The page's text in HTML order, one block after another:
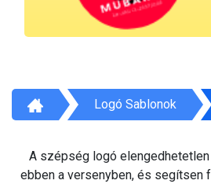
Logó Sablonok
A szépség logó elengedhetetlen
ebben a versenyben, és segítsen